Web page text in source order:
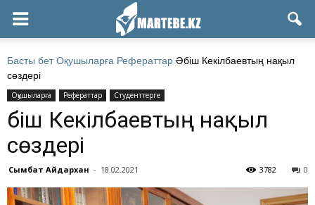
Басты бет Оқушыларға Рефераттар Әбіш Кекілбаевтың нақыл
сөздері
Оқушыларға Рефераттар Студенттерге
Әбіш Кекілбаевтың нақыл
сөздері
Сымбат Айдархан - 18.02.2021 0
3782